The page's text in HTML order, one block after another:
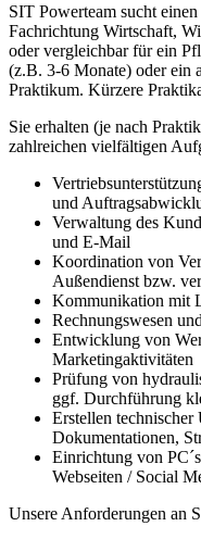
SIT Powerteam sucht
Fachrichtung Wirtschaft,
oder vergleichbar für ein
(z.B. 3-6 Monate) oder ein
Praktikum. Kürzere
Sie erhalten (je nach
zahlreichen vielfältigen
und
Verwaltung des
und E-Mail
Koordination von
Außendienst bzw.
Kommunikation mit
Rechnungswesen
Entwicklung von
Marketingaktivitäten
Prüfung von
ggf. Durchführung
Erstellen
Dokumentationen,
Einrichtung von
Webseiten / Social
Unsere Anforderungen an